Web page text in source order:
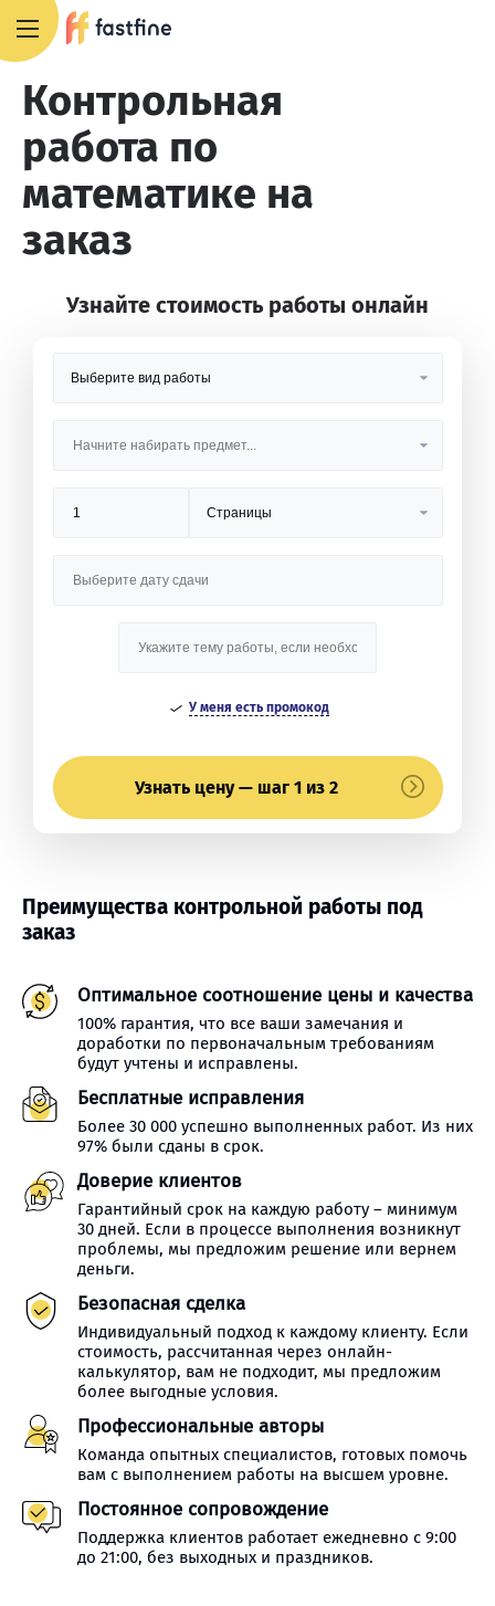
Контрольная
работа по
математике на
заказ
Узнайте стоимость работы онлайн
У меня есть промокод
Узнать цену — шаг 1 из 2
Преимущества контрольной работы под
заказ
Оптимальное соотношение цены и качества
100% гарантия, что все ваши замечания и
доработки по первоначальным требованиям
будут учтены и исправлены.
Бесплатные исправления
Более 30 000 успешно выполненных работ. Из них
97% были сданы в срок.
Доверие клиентов
Гарантийный срок на каждую работу – минимум
30 дней. Если в процессе выполнения возникнут
проблемы, мы предложим решение или вернем
деньги.
Безопасная сделка
Индивидуальный подход к каждому клиенту. Если
стоимость, рассчитанная через онлайн-
калькулятор, вам не подходит, мы предложим
более выгодные условия.
Профессиональные авторы
Команда опытных специалистов, готовых помочь
вам с выполнением работы на высшем уровне.
Постоянное сопровождение
Поддержка клиентов работает ежедневно с 9:00
до 21:00, без выходных и праздников.